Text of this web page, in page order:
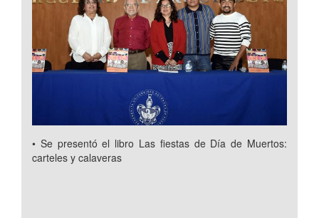
• Se presentó el libro Las fiestas de Día de Muertos:
carteles y calaveras